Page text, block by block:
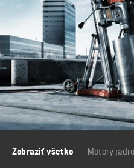
Zobraziť všetko Motory